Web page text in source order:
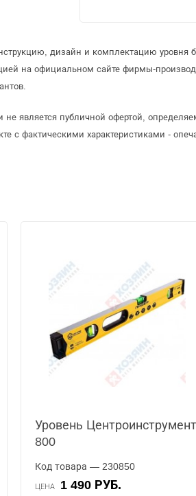
дизайн и комплектацию уровня
на официальном сайте фирмы-
является публичной офертой,
с фактическими характеристиками -
Уровень
800
Код товара — 230850
ЦЕНА 1 490 РУБ.